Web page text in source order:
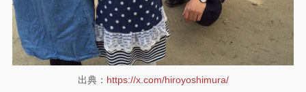
出典： https://x.com/hiroyoshimura/